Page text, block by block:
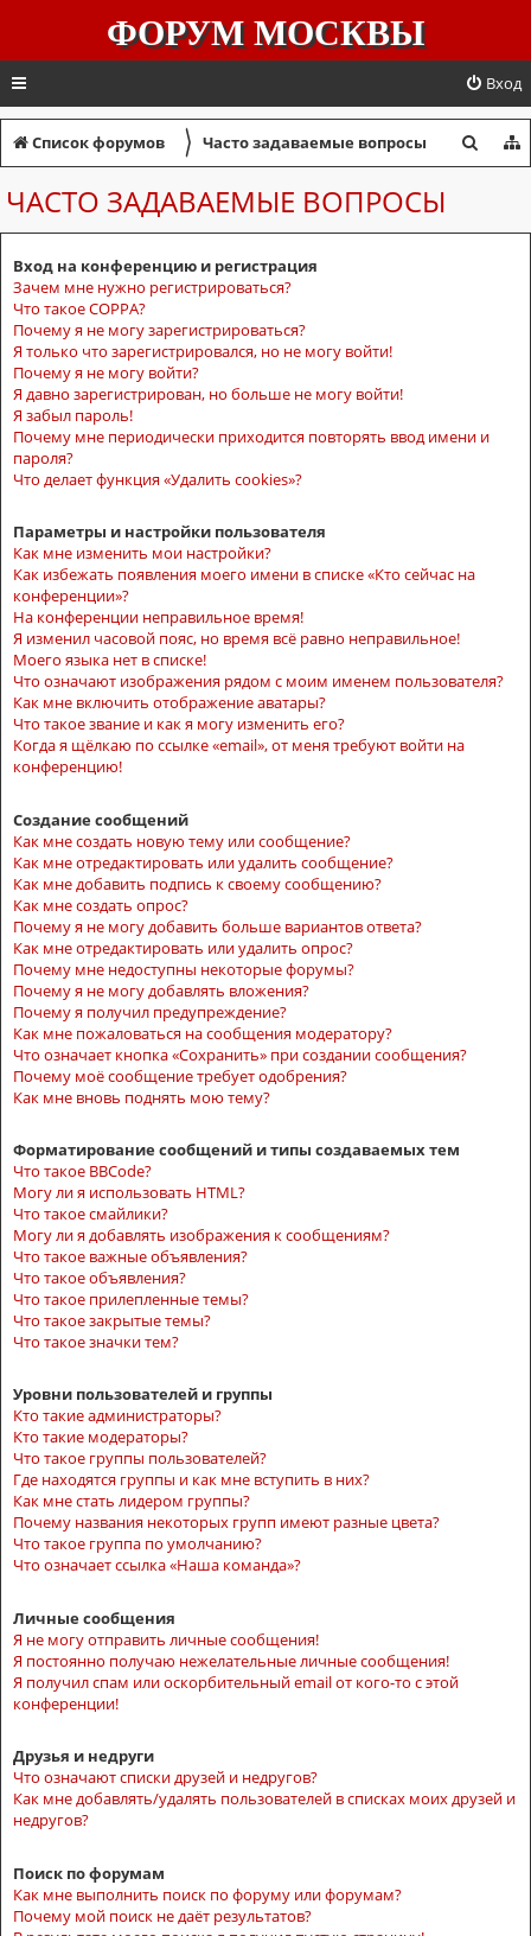
ФОРУМ МОСКВЫ
Вход
Список форумов 〉 Часто задаваемые вопросы
ЧАСТО ЗАДАВАЕМЫЕ ВОПРОСЫ
Вход на конференцию и регистрация
Зачем мне нужно регистрироваться?
Что такое COPPA?
Почему я не могу зарегистрироваться?
Я только что зарегистрировался, но не могу войти!
Почему я не могу войти?
Я давно зарегистрирован, но больше не могу войти!
Я забыл пароль!
Почему мне периодически приходится повторять ввод имени и
пароля?
Что делает функция «Удалить cookies»?
Параметры и настройки пользователя
Как мне изменить мои настройки?
Как избежать появления моего имени в списке «Кто сейчас на
конференции»?
На конференции неправильное время!
Я изменил часовой пояс, но время всё равно неправильное!
Моего языка нет в списке!
Что означают изображения рядом с моим именем пользователя?
Как мне включить отображение аватары?
Что такое звание и как я могу изменить его?
Когда я щёлкаю по ссылке «email», от меня требуют войти на
конференцию!
Создание сообщений
Как мне создать новую тему или сообщение?
Как мне отредактировать или удалить сообщение?
Как мне добавить подпись к своему сообщению?
Как мне создать опрос?
Почему я не могу добавить больше вариантов ответа?
Как мне отредактировать или удалить опрос?
Почему мне недоступны некоторые форумы?
Почему я не могу добавлять вложения?
Почему я получил предупреждение?
Как мне пожаловаться на сообщения модератору?
Что означает кнопка «Сохранить» при создании сообщения?
Почему моё сообщение требует одобрения?
Как мне вновь поднять мою тему?
Форматирование сообщений и типы создаваемых тем
Что такое BBCode?
Могу ли я использовать HTML?
Что такое смайлики?
Могу ли я добавлять изображения к сообщениям?
Что такое важные объявления?
Что такое объявления?
Что такое прилепленные темы?
Что такое закрытые темы?
Что такое значки тем?
Уровни пользователей и группы
Кто такие администраторы?
Кто такие модераторы?
Что такое группы пользователей?
Где находятся группы и как мне вступить в них?
Как мне стать лидером группы?
Почему названия некоторых групп имеют разные цвета?
Что такое группа по умолчанию?
Что означает ссылка «Наша команда»?
Личные сообщения
Я не могу отправить личные сообщения!
Я постоянно получаю нежелательные личные сообщения!
Я получил спам или оскорбительный email от кого-то с этой
конференции!
Друзья и недруги
Что означают списки друзей и недругов?
Как мне добавлять/удалять пользователей в списках моих друзей и
недругов?
Поиск по форумам
Как мне выполнить поиск по форуму или форумам?
Почему мой поиск не даёт результатов?